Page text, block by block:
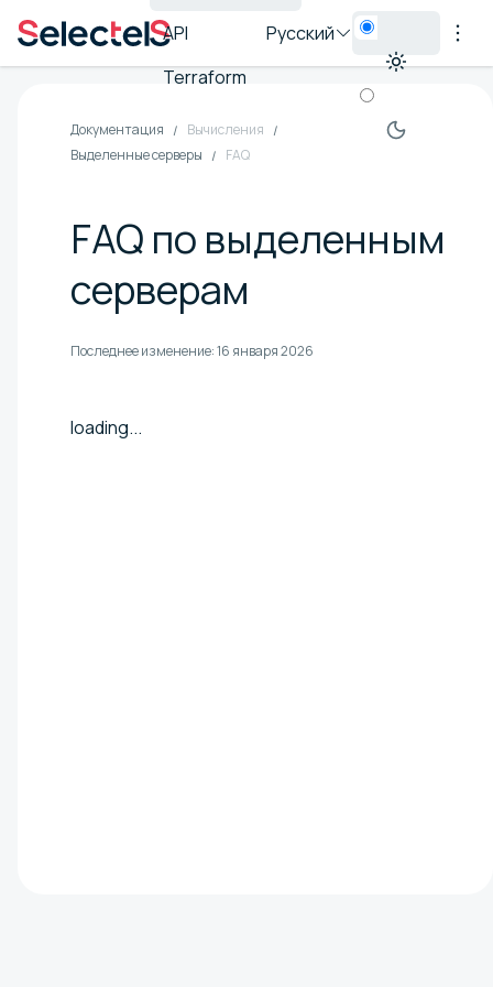
API
Terraform
Русский
Документация
Вычисления
Выделенные серверы
FAQ
FAQ по выделенным
серверам
Последнее изменение:16 января 2026
loading...